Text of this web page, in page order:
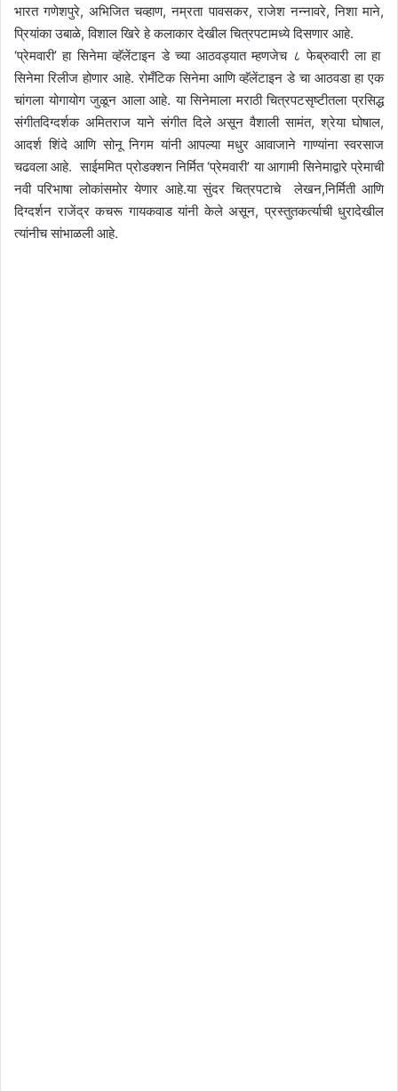
भारत गणेशपुरे, अभिजित चव्हाण, नम्रता पावसकर, राजेश नन्नावरे, निशा माने,
प्रियांका उबाळे, विशाल खिरे हे कलाकार देखील चित्रपटामध्ये दिसणार आहे.
‘प्रेमवारी’ हा सिनेमा व्हॅलेंटाइन डे च्या आठवड्यात म्हणजेच ८ फेब्रुवारी ला हा
सिनेमा रिलीज होणार आहे. रोमँटिक सिनेमा आणि व्हॅलेंटाइन डे चा आठवडा हा एक
चांगला योगायोग जुळून आला आहे. या सिनेमाला मराठी चित्रपटसृष्टीतला प्रसिद्ध
संगीतदिग्दर्शक अमितराज याने संगीत दिले असून वैशाली सामंत, श्रेया घोषाल,
आदर्श शिंदे आणि सोनू निगम यांनी आपल्या मधुर आवाजाने गाण्यांना स्वरसाज
चढवला आहे. साईममित प्रोडक्शन निर्मित ‘प्रेमवारी’ या आगामी सिनेमाद्वारे प्रेमाची
नवी परिभाषा लोकांसमोर येणार आहे.या सुंदर चित्रपटाचे लेखन,निर्मिती आणि
दिग्दर्शन राजेंद्र कचरू गायकवाड यांनी केले असून, प्रस्तुतकर्त्याची धुरादेखील
त्यांनीच सांभाळली आहे.